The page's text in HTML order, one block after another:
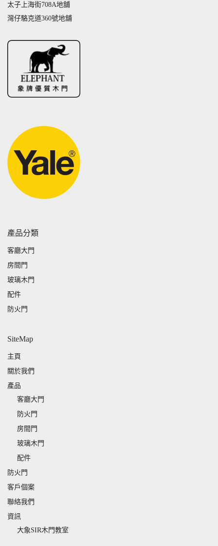
太子上海街708A地舖
灣仔駱克道360號地舖
產品分類
客廳大門
房間門
玻璃木門
配件
防火門
SiteMap
主頁
關於我們
產品
客廳大門
防火門
房間門
玻璃木門
配件
防火門
客戶個案
聯絡我們
資訊
大象SIR木門教室